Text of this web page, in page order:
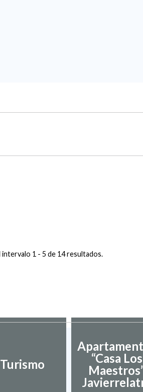
1 - 5 de 14 resultados.
Turismo
“Casa Los